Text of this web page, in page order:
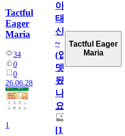
Tactful
Eager
Maria
34
0
0
26.06.28
1
아
태
산
~
(업
뎃
됬
나
요)
[1]
Tactful Eager
Maria